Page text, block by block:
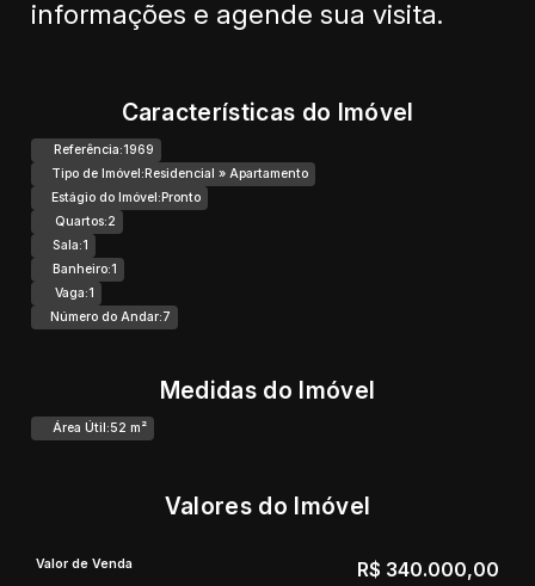
informações e agende sua visita.
Características do Imóvel
Referência:1969
Tipo de Imóvel:Residencial » Apartamento
Estágio do Imóvel:Pronto
Quartos:2
Sala:1
Banheiro:1
Vaga:1
Número do Andar:7
Medidas do Imóvel
Área Útil:52 m²
Valores do Imóvel
R$ 340.000,00
Valor de Venda